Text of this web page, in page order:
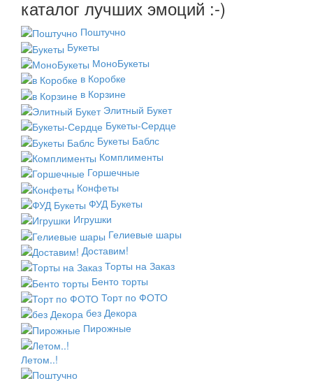
каталог лучших эмоций :-)
Поштучно
Букеты
МоноБукеты
в Коробке
в Корзине
Элитный Букет
Букеты-Сердце
Букеты Баблс
Комплименты
Горшечные
Конфеты
ФУД Букеты
Игрушки
Гелиевые шары
Доставим!
Торты на Заказ
Бенто торты
Торт по ФОТО
без Декора
Пирожные
Летом..!